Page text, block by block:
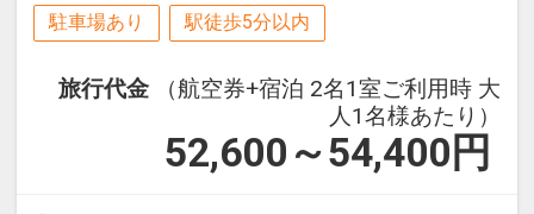
駐車場あり 駅徒歩5分以内
旅行代金
（航空券+宿泊 2名1室ご利用時 大
人1名様あたり）
52,600～54,400 円